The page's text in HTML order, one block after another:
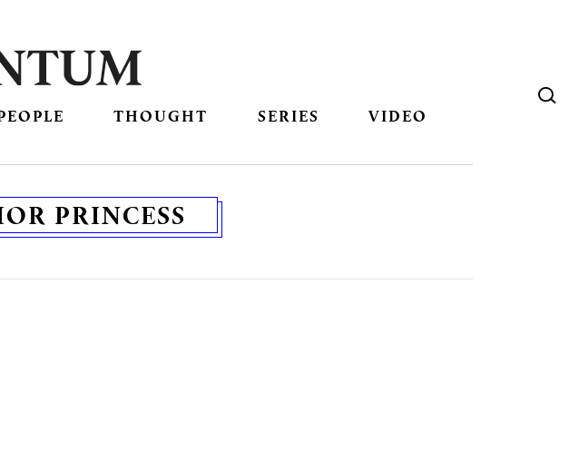
THOUGHT SERIES VIDEO
PRINCESS